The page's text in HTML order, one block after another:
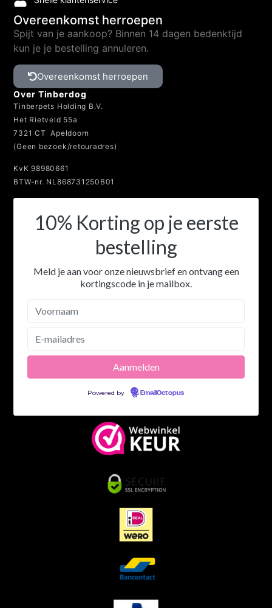
Veilig betalen
Snelle klantenservice
Overeenkomst herroepen
Spijt van je aankoop? Binnen 14 dagen bedenktijd
kun je je bestelling annuleren.
Overeenkomst herroepen
Over Tinberdog
Tinberpets Holding B.V.
7321 CT Apeldoorn
(Geen bezoek/retouradres)
BTW-nr. NL868731250B01
10% Korting op je eerste
bestelling
Meld je aan voor onze nieuwsbrief en ontvang een
Powered by EmailOctopus